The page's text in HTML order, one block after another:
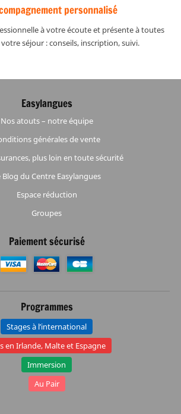
personnalisé
à votre écoute et présente à toutes
votre séjour : conseils, inscription, suivi.
Easylangues
Nos atouts – notre équipe
générales de vente
plus loin en toute sécurité
Blog du Centre Easylangues
Espace réduction
Groupes
Paiement sécurisé
Programmes
Stages à l’international
en Irlande, Malte et Espagne
Immersion
Au Pair